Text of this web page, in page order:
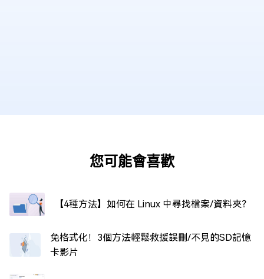
您可能會喜歡
【4種方法】如何在 Linux 中尋找檔案/資料夾？
免格式化！3個方法輕鬆救援誤刪/不見的SD記憶
卡影片